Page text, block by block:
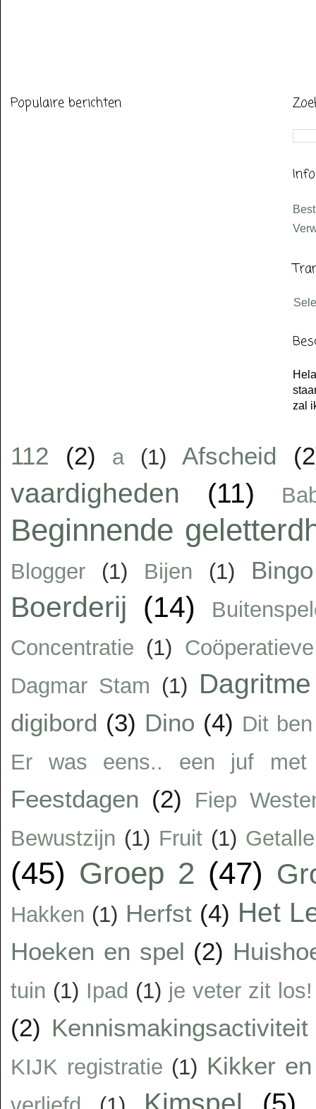
Populaire berichten
zal
112 (2) a (1) Afscheid
vaardigheden (11)
Beginnende
Blogger (1) Bijen (1) Bingo
Boerderij (14)
Concentratie (1)
Dagmar Stam (1) Dagritme
digibord (3) Dino (4) Dit
Er was eens.. een juf met
Feestdagen (2)
Fiep
Bewustzijn (1) Fruit (1)
(45) Groep 2 (47)
Hakken (1) Herfst (4) Het
Hoeken en spel (2)
tuin (1) Ipad (1) je veter zit los!
(2) Kennismakingsactiviteit
KIJK registratie (1) Kikker
Kimspel (5)